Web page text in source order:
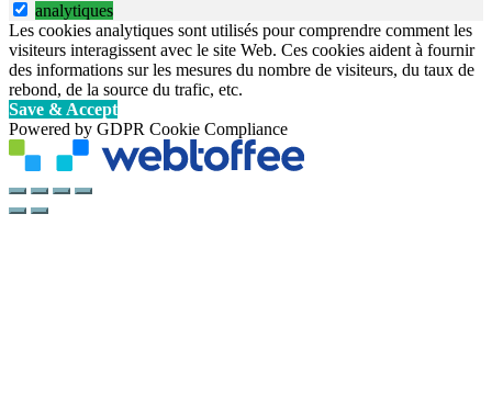
analytiques
Les cookies analytiques sont utilisés pour comprendre comment les
visiteurs interagissent avec le site Web. Ces cookies aident à fournir
des informations sur les mesures du nombre de visiteurs, du taux de
rebond, de la source du trafic, etc.
Save & Accept
Powered by GDPR Cookie Compliance